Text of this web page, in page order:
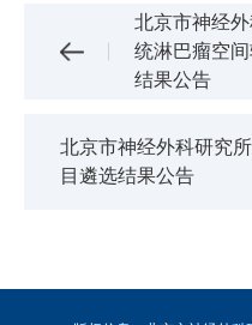
北京市神经
统淋巴瘤空
结果公告
北京市神经外科研究
目遴选结果公告